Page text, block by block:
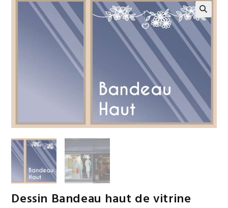
🔍
Dessin Bandeau haut de vitrine